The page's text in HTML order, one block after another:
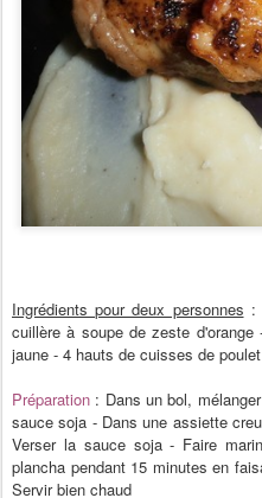
Ingrédients pour deux personnes :
cuillère à soupe de zeste
jaune - 4 hauts de cuisses de poulet
Préparation : Dans un bol,
sauce soja - Dans une assiette
Verser la sauce soja - Faire
plancha pendant 15 minutes en
Servir bien chaud